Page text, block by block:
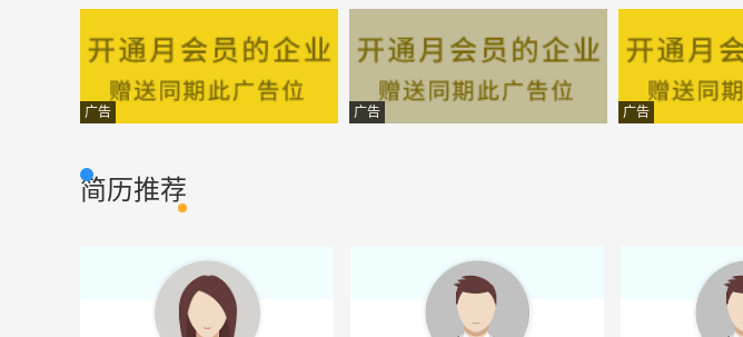
业务主管 市场营销 昆明市好彩头食品有限公司
理货员 服务行业 云南俞乾科技有限公司
客服主管 客户服务
营销经理 市场营销 云南中安商务有限公司
广告 广告 广告
简历推荐